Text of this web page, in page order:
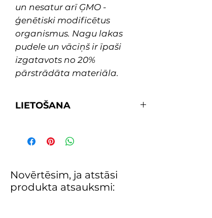
un nesatur arī ĢMO -
ģenētiski modificētus
organismus. Nagu lakas
pudele un vāciņš ir īpaši
izgatavots no 20%
pārstrādāta materiāla.
LIETOŠANA
nodrošinātu dabiskās izcelsmes
nagu lakas saķeri ar nagiem.
rūpīgi sakrati flakonu, lai dabiskās
izcelsmes pigmenti pareizi
sajauktos (tas palīdzēs izvairīties
Novērtēsim, ja atstāsi
produkta atsauksmi: